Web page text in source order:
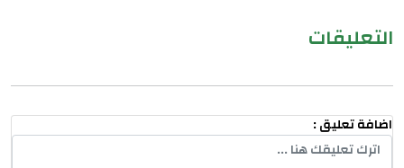
التعليقات
اضافة تعليق :